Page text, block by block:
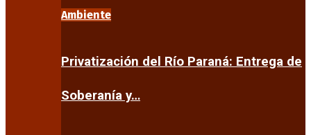
Ambiente
Privatización del Río Paraná: Entrega de
Soberanía y…